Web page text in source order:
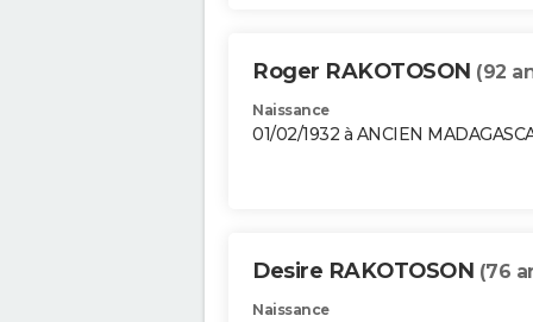
Roger RAKOTOSON (92
Naissance
01/02/1932 à ANCIEN
Desire RAKOTOSON (76
Naissance